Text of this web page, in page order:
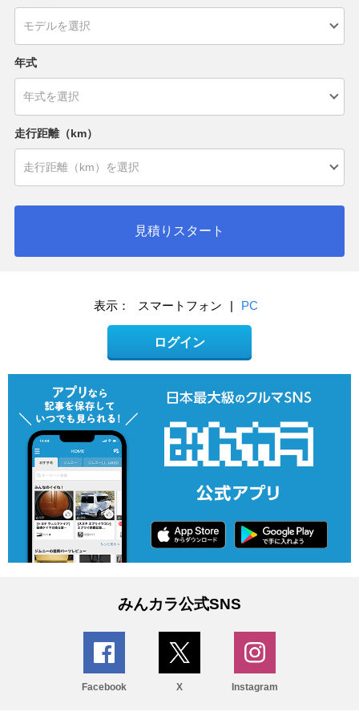
年式
走行距離（km）
見積りスタート
表示： スマートフォン | PC
ログイン
みんカラ公式SNS
Facebook X Instagram